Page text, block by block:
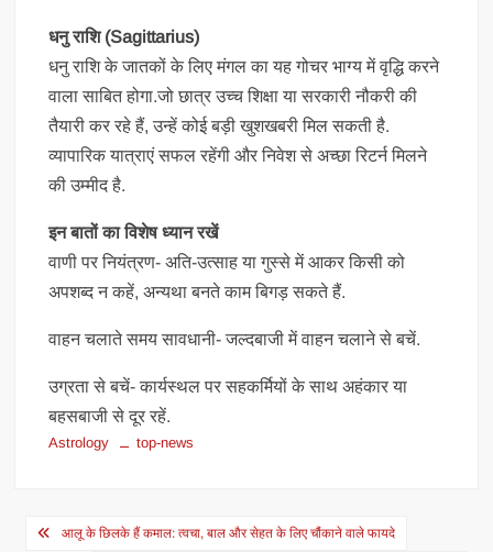
धनु राशि (Sagittarius)
धनु राशि के जातकों के लिए मंगल का यह गोचर भाग्य में वृद्धि करने
वाला साबित होगा.जो छात्र उच्च शिक्षा या सरकारी नौकरी की
तैयारी कर रहे हैं, उन्हें कोई बड़ी खुशखबरी मिल सकती है.
व्यापारिक यात्राएं सफल रहेंगी और निवेश से अच्छा रिटर्न मिलने
की उम्मीद है.
इन बातों का विशेष ध्यान रखें
वाणी पर नियंत्रण- अति-उत्साह या गुस्से में आकर किसी को
अपशब्द न कहें, अन्यथा बनते काम बिगड़ सकते हैं.
वाहन चलाते समय सावधानी- जल्दबाजी में वाहन चलाने से बचें.
उग्रता से बचें- कार्यस्थल पर सहकर्मियों के साथ अहंकार या
बहसबाजी से दूर रहें.
Astrology top-news
Postआलू के छिलके हैं कमाल: त्वचा, बाल और सेहत के लिए चौंकाने वाले फायदे